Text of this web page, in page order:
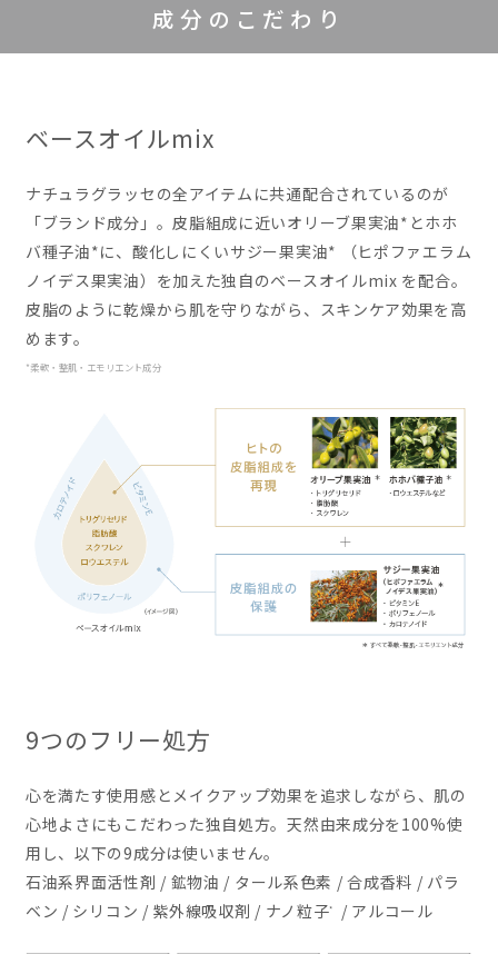
成分のこだわり
ベースオイルmix
ナチュラグラッセの全アイテムに共通配合されているのが
「ブランド成分」。皮脂組成に近いオリーブ果実油*とホホ
バ種子油*に、酸化しにくいサジー果実油*
（ヒポファエラム
ノイデス果実油） を加えた独自のベースオイルmix を配合。
皮脂のように乾燥から肌を守りながら、スキンケア効果を高
めます。
*柔軟・整肌・エモリエント成分
9つのフリー処方
心を満たす使用感とメイクアップ効果を追求しながら、肌の
心地よさにもこだわった独自処方。天然由来成分を100%使
用し、以下の9成分は使いません。
石油系界面活性剤 / 鉱物油 / タール系色素 / 合成香料 / パラ
ベン / シリコン / 紫外線吸収剤 / ナノ粒子* / アルコール